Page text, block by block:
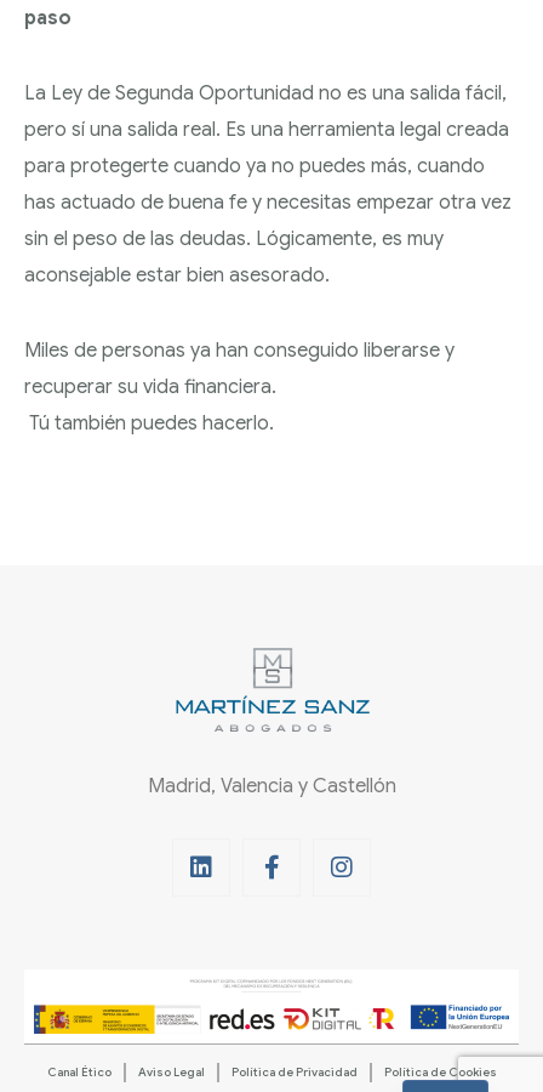
paso
La Ley de Segunda Oportunidad no es una salida fácil,
pero sí una salida real. Es una herramienta legal creada
para protegerte cuando ya no puedes más, cuando
has actuado de buena fe y necesitas empezar otra vez
sin el peso de las deudas. Lógicamente, es muy
aconsejable estar bien asesorado.
Miles de personas ya han conseguido liberarse y
recuperar su vida financiera.
Tú también puedes hacerlo.
Madrid, Valencia y Castellón
Canal Ético Aviso Legal Política de Privacidad Política de Cookies